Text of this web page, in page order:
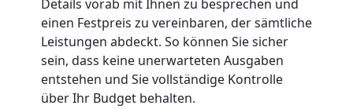
Details vorab mit Ihnen zu besprechen und
einen Festpreis zu vereinbaren, der sämtliche
Leistungen abdeckt. So können Sie sicher
sein, dass keine unerwarteten Ausgaben
entstehen und Sie vollständige Kontrolle
über Ihr Budget behalten.
Umzug
Leonding